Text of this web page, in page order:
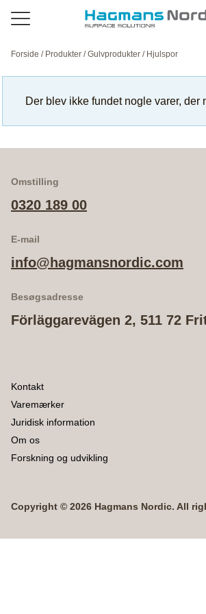
Forside / Produkter /Gulvprodukter / Hjulspor
Der blev ikke fundet nogle varer, der
Omstilling
0320 189 00
E-mail
info@hagmansnordic.com
Besøgsadresse
Förläggarevägen 2, 511 72
Kontakt
Varemærker
Juridisk information
Om os
Forskning og udvikling
Copyright © 2026 Hagmans Nordic. All